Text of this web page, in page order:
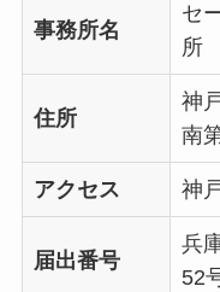
事務所名
セ
所
住所
神
南
アクセス 神
届出番号
兵
52